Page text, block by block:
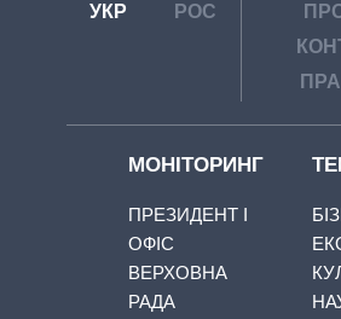
УКР РОС
МОНІТОРИНГ
ПРЕЗИДЕНТ І
ОФІС
ВЕРХОВНА
РАДА